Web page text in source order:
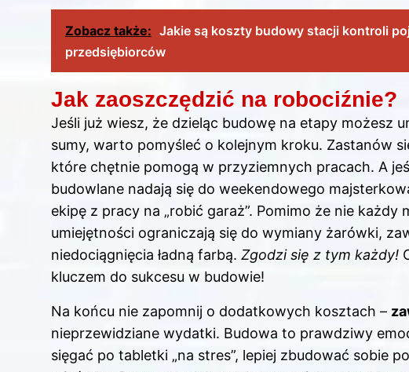
Zobacz także: Jakie są koszty budowy stacji kontroli
przedsiębiorców
Jak zaoszczędzić na robociźnie?
Jeśli już wiesz, że dzieląc budowę na etapy możesz
sumy, warto pomyśleć o kolejnym kroku. Zastanów
które chętnie pomogą w przyziemnych pracach. A
budowlane nadają się do weekendowego
ekipę z pracy na „robić garaż”. Pomimo że nie każdy
umiejętności ograniczają się do wymiany żarówki,
niedociągnięcia ładną farbą. Zgodzi się z tym każdy!
kluczem do sukcesu w budowie!
Na końcu nie zapomnij o dodatkowych kosztach –
nieprzewidziane wydatki. Budowa to prawdziwy
sięgać po tabletki „na stres”, lepiej zbudować sobie